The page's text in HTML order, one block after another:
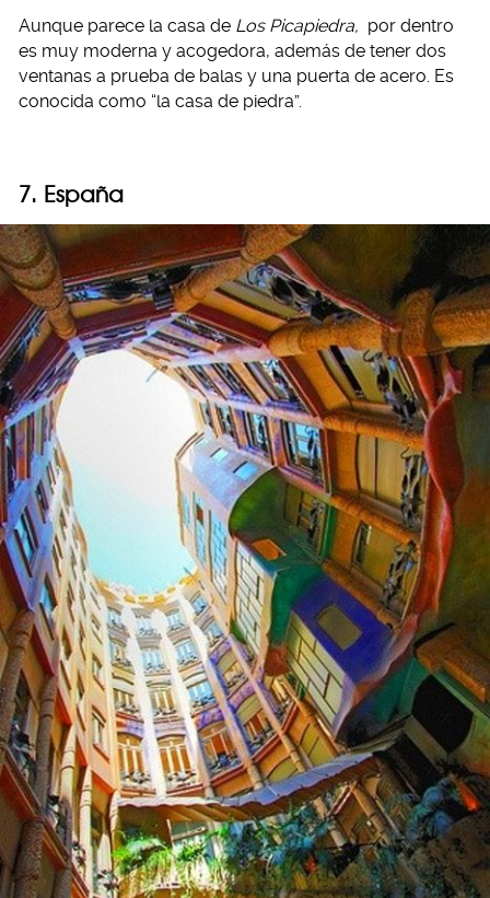
Aunque parece la casa de Los Picapiedra, por dentro
es muy moderna y acogedora, además de tener dos
ventanas a prueba de balas y una puerta de acero. Es
conocida como “la casa de piedra”.
7. España